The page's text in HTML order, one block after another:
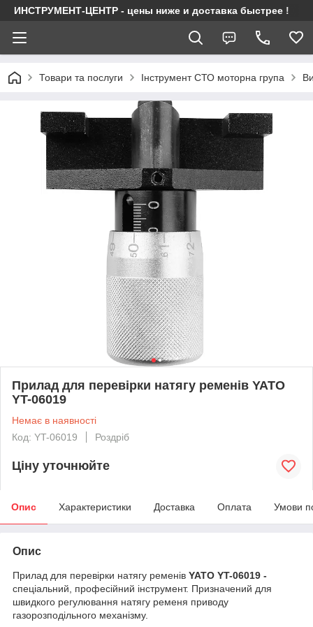
ИНСТРУМЕНТ-ЦЕНТР - цены ниже и доставка быстрее !
Товари та послуги Інструмент СТО моторна група
Прилад для перевірки натягу ременів YATO
YT-06019
Немає в наявності
Код: YT-06019
Роздріб
Ціну уточнюйте
Опис Характеристики Доставка Оплата Умови
Опис
Прилад для перевірки натягу ременів YATO YT-06019 -
спеціальний, професійний інструмент. Призначений для
швидкого регулювання натягу ременя приводу
газорозподільного механізму.